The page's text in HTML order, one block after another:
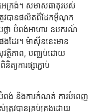
អេក្រង់។ សមាសធាតុរបស់
រូវបានផលិតពីដែកអ៊ីណុក
លា បំពង់អាហារ ឧបករណ៍
ដែរ។ ម៉ាស៊ីននេះមាន
ថិភាព, បញ្ឈប់ដោយ
យការផ្សាភ្ជាប់
ពង់ និងការកំណត់ ការបំពេញ
ស់ត្រូវបានគ្រប់គ្រងដោយ